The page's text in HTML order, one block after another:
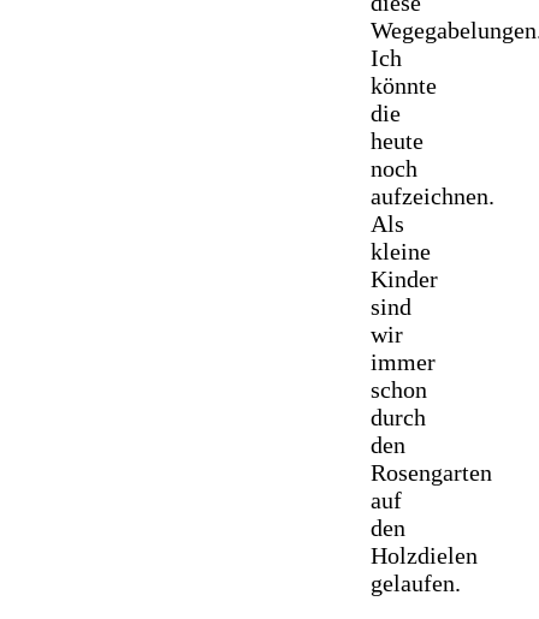
Ich
könnte
die
heute
noch
aufzeichnen.
Als
kleine
Kinder
sind
wir
immer
schon
durch
den
Rosengarten
auf
den
Holzdielen
gelaufen.